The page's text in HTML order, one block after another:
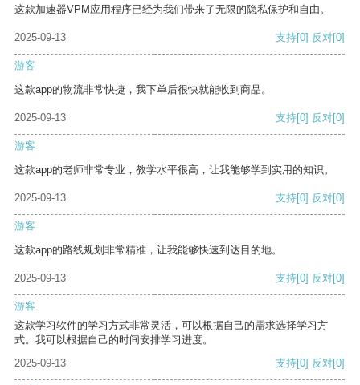
这款加速器VPM应用程序已经为我们带来了无限的隐私保护和自由。
2025-09-13 支持[0] 反对[0]
游客
这款app的物流非常快捷，我下单后很快就能收到商品。
2025-09-13 支持[0] 反对[0]
游客
这款app的老师非常专业，教学水平很高，让我能够学到实用的知识。
2025-09-13 支持[0] 反对[0]
游客
这款app的路线规划非常精准，让我能够快速到达目的地。
2025-09-13 支持[0] 反对[0]
游客
这款学习软件的学习方式非常灵活，可以根据自己的需求选择学习方
式。我可以根据自己的时间安排学习进度。
2025-09-13
支持[0] 反对[0]